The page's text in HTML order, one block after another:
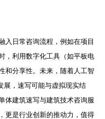
入日常咨询流程，例如在项目
，利用数字化工具（如平板电
和分享性。未来，随着人工智
展，速写可能与虚拟现实结
体建筑速写与建筑技术咨询服
更是行业创新的推动力，值得